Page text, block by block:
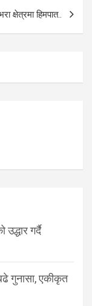
क्षेत्रमा हिमपात..
गर्दै
गुनासा, एकीकृत